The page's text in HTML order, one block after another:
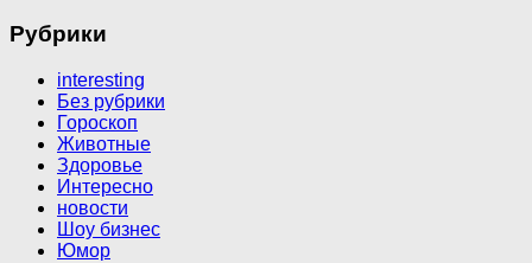
Рубрики
interesting
Без рубрики
Гороскоп
Животные
Здоровье
Интересно
новости
Шоу бизнес
Юмор